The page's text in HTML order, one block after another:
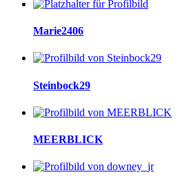
Marie2406
Steinbock29
MEERBLICK